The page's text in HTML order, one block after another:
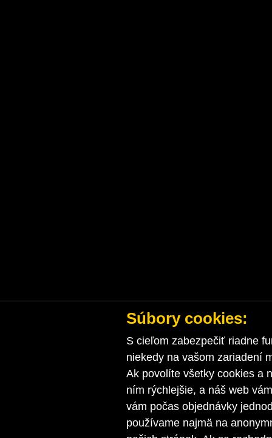
Súbory cookies:
S cieľom zabezpečiť riadne
niekedy na vašom zariadení
Ak povolíte všetky cookies a
ním rýchlejšie, a náš web
vám počas objednávky
používame najmä na